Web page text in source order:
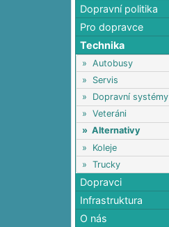
Dopravní politika
Pro dopravce
Technika
» Autobusy
» Servis
» Dopravní systémy
» Veteráni
» Alternativy
» Koleje
» Trucky
Dopravci
Infrastruktura
O nás